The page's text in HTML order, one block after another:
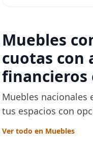
Muebles
cuotas con
financieros
Muebles nacionales
tus espacios con
Ver todo en Muebles